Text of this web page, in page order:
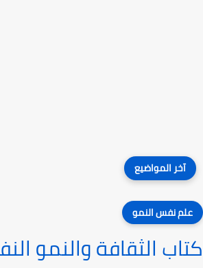
آخر المواضيع
علم نفس النمو
كتاب الثقافة والنمو